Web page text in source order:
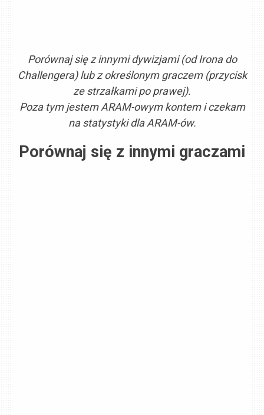
Porównaj się z innymi dywizjami (od Irona do
Challengera) lub z określonym graczem (przycisk
ze strzałkami po prawej).
Poza tym jestem ARAM-owym kontem i czekam
na statystyki dla ARAM-ów.
Porównaj się z innymi graczami